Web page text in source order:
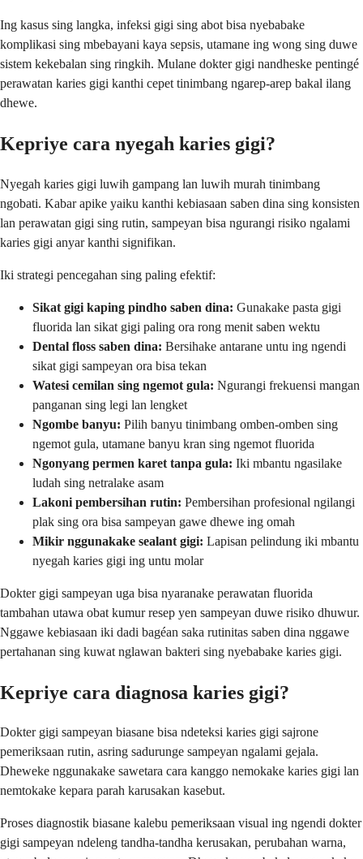
Ing kasus sing langka, infeksi gigi sing abot bisa nyebabake
komplikasi sing mbebayani kaya sepsis, utamane ing wong sing duwe
sistem kekebalan sing ringkih. Mulane dokter gigi nandheske pentingé
perawatan karies gigi kanthi cepet tinimbang ngarep-arep bakal ilang
dhewe.
Kepriye cara nyegah karies gigi?
Nyegah karies gigi luwih gampang lan luwih murah tinimbang
ngobati. Kabar apike yaiku kanthi kebiasaan saben dina sing konsisten
lan perawatan gigi sing rutin, sampeyan bisa ngurangi risiko ngalami
karies gigi anyar kanthi signifikan.
Iki strategi pencegahan sing paling efektif:
Sikat gigi kaping pindho saben dina: Gunakake pasta gigi
fluorida lan sikat gigi paling ora rong menit saben wektu
Dental floss saben dina: Bersihake antarane untu ing ngendi
sikat gigi sampeyan ora bisa tekan
Watesi cemilan sing ngemot gula: Ngurangi frekuensi mangan
panganan sing legi lan lengket
Ngombe banyu: Pilih banyu tinimbang omben-omben sing
ngemot gula, utamane banyu kran sing ngemot fluorida
Ngonyang permen karet tanpa gula: Iki mbantu ngasilake
ludah sing netralake asam
Lakoni pembersihan rutin: Pembersihan profesional ngilangi
plak sing ora bisa sampeyan gawe dhewe ing omah
Mikir nggunakake sealant gigi: Lapisan pelindung iki mbantu
nyegah karies gigi ing untu molar
Dokter gigi sampeyan uga bisa nyaranake perawatan fluorida
tambahan utawa obat kumur resep yen sampeyan duwe risiko dhuwur.
Nggawe kebiasaan iki dadi bagéan saka rutinitas saben dina nggawe
pertahanan sing kuwat nglawan bakteri sing nyebabake karies gigi.
Kepriye cara diagnosa karies gigi?
Dokter gigi sampeyan biasane bisa ndeteksi karies gigi sajrone
pemeriksaan rutin, asring sadurunge sampeyan ngalami gejala.
Dheweke nggunakake sawetara cara kanggo nemokake karies gigi lan
nemtokake kepara parah karusakan kasebut.
Proses diagnostik biasane kalebu pemeriksaan visual ing ngendi dokter
gigi sampeyan ndeleng tandha-tandha kerusakan, perubahan warna,